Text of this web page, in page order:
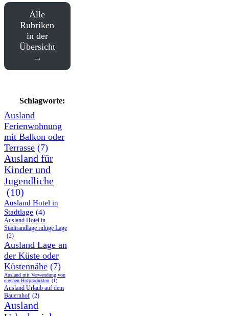
Alle
Rubriken
in der
Übersicht
Schlagworte:
Ausland
Ferienwohnung
mit Balkon oder
Terrasse (7)
Ausland für
Kinder und
Jugendliche
(10)
Ausland Hotel in
Stadtlage (4)
Ausland Hotel in
Stadtrandlage ruhige Lage
(2)
Ausland Lage an
der Küste oder
Küstennähe (7)
Ausland mit Verwendung von
eigenen Hofprodukten (1)
Ausland Urlaub auf dem
Bauernhof (2)
Ausland